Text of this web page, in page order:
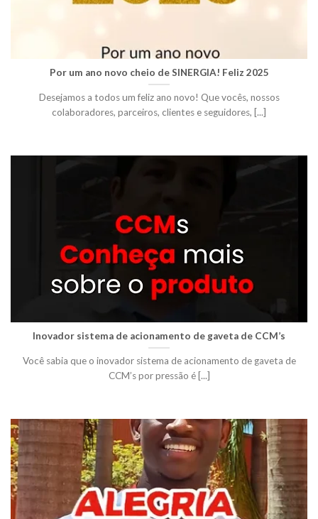
Por um ano novo cheio de SINERGIA! Feliz 2025
Desejamos a todos um feliz ano novo! Que vocês, nossos
colaboradores, parceiros, clientes e seguidores, [...]
Inovador sistema de acionamento de gaveta de CCM’s
Você sabia que o inovador sistema de acionamento de gaveta de
CCM’s por pressão é [...]